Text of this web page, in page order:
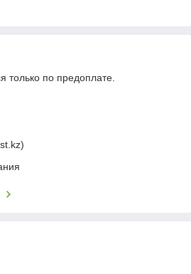
только по предоплате.